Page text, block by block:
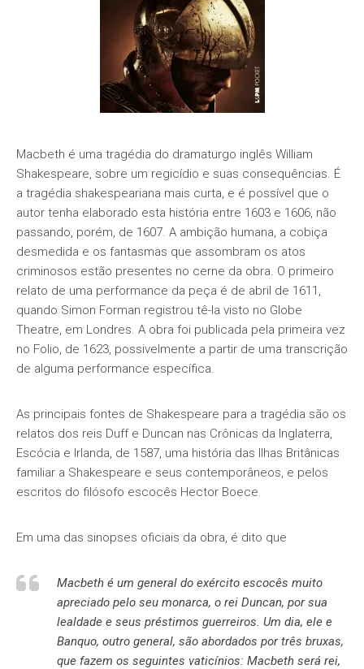
Macbeth é uma tragédia do dramaturgo inglês William
Shakespeare, sobre um regicídio e suas consequências. É
a tragédia shakespeariana mais curta, e é possível que o
autor tenha elaborado esta história entre 1603 e 1606, não
passando, porém, de 1607. A ambição humana, a cobiça
desmedida e os fantasmas que assombram os atos
criminosos estão presentes no cerne da obra. O primeiro
relato de uma performance da peça é de abril de 1611,
quando Simon Forman registrou tê-la visto no Globe
Theatre, em Londres. A obra foi publicada pela primeira vez
no Folio, de 1623, possivelmente a partir de uma transcrição
de alguma performance específica.
As principais fontes de Shakespeare para a tragédia são os
relatos dos reis Duff e Duncan nas Crônicas da Inglaterra,
Escócia e Irlanda, de 1587, uma história das Ilhas Britânicas
familiar a Shakespeare e seus contemporâneos, e pelos
escritos do filósofo escocês Hector Boece.
Em uma das sinopses oficiais da obra, é dito que
Macbeth é um general do exército escocês muito
apreciado pelo seu monarca, o rei Duncan, por sua
lealdade e seus préstimos guerreiros. Um dia, ele e
Banquo, outro general, são abordados por três bruxas,
que fazem os seguintes vaticínios: Macbeth será rei,